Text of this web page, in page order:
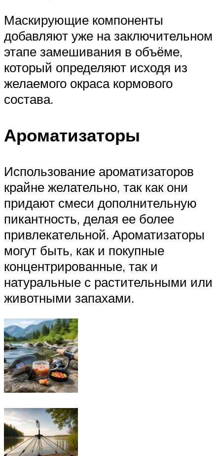
Маскирующие компоненты
добавляют уже на заключительном
этапе замешивания в объёме,
который определяют исходя из
желаемого окраса кормового
состава.
Ароматизаторы
Использование ароматизаторов
крайне желательно, так как они
придают смеси дополнительную
пикантность, делая ее более
привлекательной. Ароматизаторы
могут быть, как и покупные
концентрированные, так и
натуральные с растительными или
животными запахами.